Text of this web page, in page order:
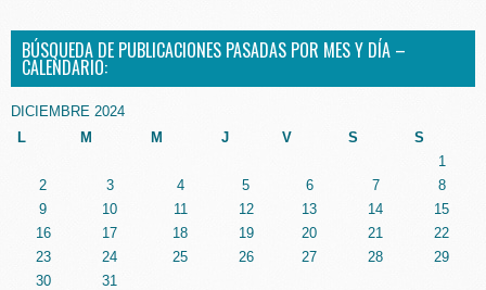
BÚSQUEDA DE PUBLICACIONES PASADAS POR MES Y DÍA –
CALENDARIO:
DICIEMBRE 2024
L
M M J V S S
1
2
3 4 5 6 7
8
9
10 11 12 13 14
15
16
17 18 19 20 21
22
23
24 25 26 27 28
29
30
31